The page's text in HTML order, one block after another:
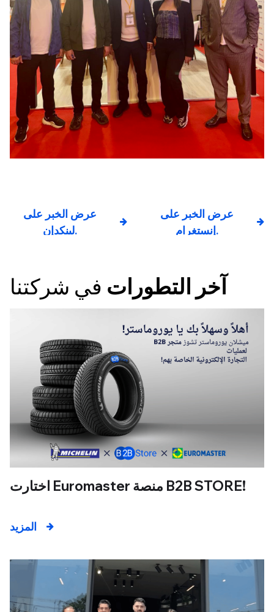
عرض الخبر على
لينكدإن.
عرض الخبر على
إنستغرام.
آخر التطورات في شركتنا
اختارت Euromaster منصة B2B STORE!
المزيد